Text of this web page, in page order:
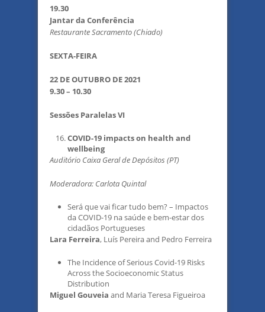
19.30
Jantar da Conferência
Restaurante Sacramento (Chiado)
SEXTA-FEIRA
22 DE OUTUBRO DE 2021
9.30 – 10.30
Sessões Paralelas VI
COVID-19 impacts on health and
wellbeing
Auditório Caixa Geral de Depósitos (PT)
Moderadora: Carlota Quintal
Será que vai ficar tudo bem? – Impactos
da COVID-19 na saúde e bem-estar dos
cidadãos Portugueses
Lara Ferreira, Luís Pereira and Pedro Ferreira
The Incidence of Serious Covid-19 Risks
Across the Socioeconomic Status
Distribution
Miguel Gouveia and Maria Teresa Figueiroa